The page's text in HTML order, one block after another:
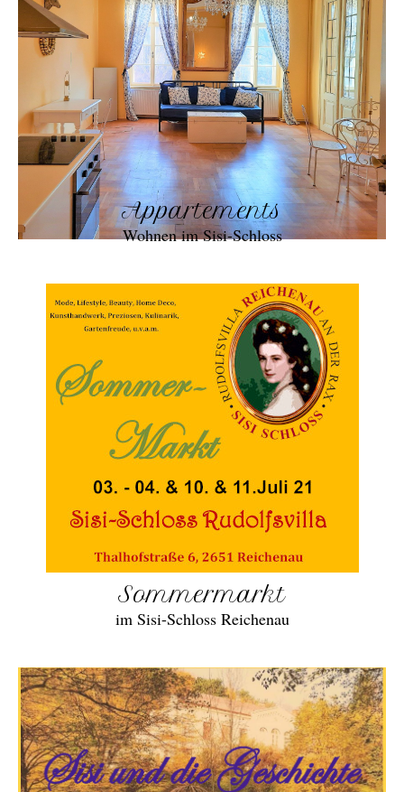
Appartements
Wohnen im Sisi-Schloss
Sommermarkt
im Sisi-Schloss Reichenau